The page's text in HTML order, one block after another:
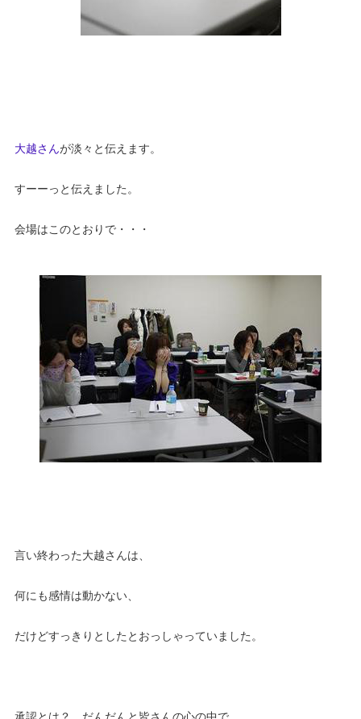
大越さんが淡々と伝えます。
すーーっと伝えました。
会場はこのとおりで・・・
言い終わった大越さんは、
何にも感情は動かない、
だけどすっきりとしたとおっしゃっていました。
承認とは？、だんだんと皆さんの心の中で